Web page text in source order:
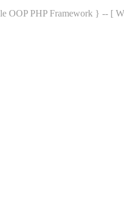
OOP PHP Framework } -- [